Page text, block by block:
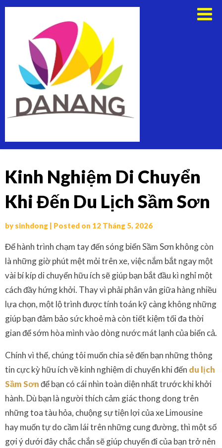
Skip
Kinh Nghiệm Di Chuyển
Khi Đến Du Lịch Sầm Sơn
by sinhdong | Posted on 12 Tháng 5, 2026
Để hành trình chạm tay đến sóng biển Sầm Sơn không còn
là những giờ phút mệt mỏi trên xe, việc nắm bắt ngay một
vài bí kíp di chuyển hữu ích sẽ giúp bạn bắt đầu kì nghỉ một
cách đầy hứng khởi. Thay vì phải phân vân giữa hàng nhiều
lựa chọn, một lộ trình được tính toán kỹ càng không những
giúp bạn đảm bảo sức khoẻ mà còn tiết kiệm tối đa thời
gian để sớm hòa mình vào dòng nước mát lạnh của biển cả.
Chính vì thế, chúng tôi muốn chia sẻ đến bạn những thông
tin cực kỳ hữu ích về kinh nghiệm di chuyển khi đến du lịch
Sầm Sơnđể bạn có cái nhìn toàn diện nhất trước khi khởi
hành. Dù bạn là người thích cảm giác thong dong trên
những toa tàu hỏa, chuộng sự tiện lợi của xe Limousine
hay muốn tự do cầm lái trên những cung đường, thì một số
gợi ý dưới đây chắc chắn sẽ giúp chuyến đi của bạn trở nên